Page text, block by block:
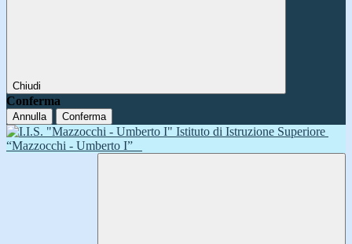
Chiudi
Conferma
Annulla Conferma
Istituto di Istruzione Superiore
“Mazzocchi - Umberto I”